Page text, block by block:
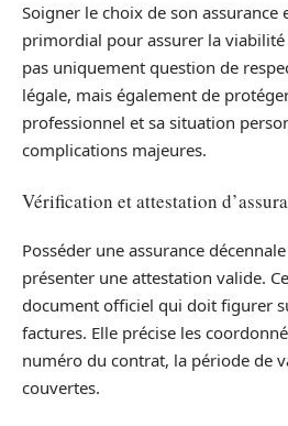
Soigner le choix de son assurance
primordial pour assurer la viabilité
pas uniquement question de
légale, mais également de
professionnel et sa situation
complications majeures.
Vérification et attestation
Posséder une assurance
présenter une attestation valide.
document officiel qui doit figurer
factures. Elle précise les
numéro du contrat, la période de
couvertes.